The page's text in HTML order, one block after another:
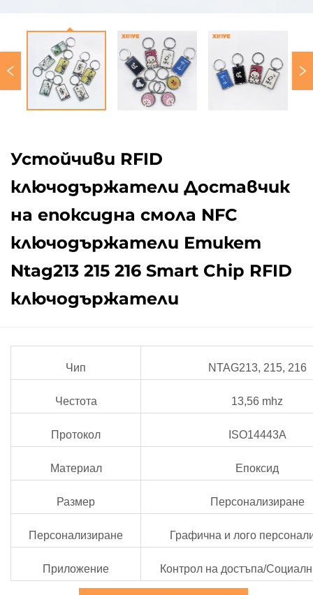
Устойчиви RFID
ключодържатели Доставчик
на епоксидна смола NFC
ключодържатели Етикет
Ntag213 215 216 Smart Chip RFID
ключодържатели
Чип NTAG213, 215, 216
Честота 13,56 mhz
Протокол ISO14443A
Материал Епоксид
Размер Персонализиране
Персонализиране Графична и лого
Приложение Контрол на достъпа/